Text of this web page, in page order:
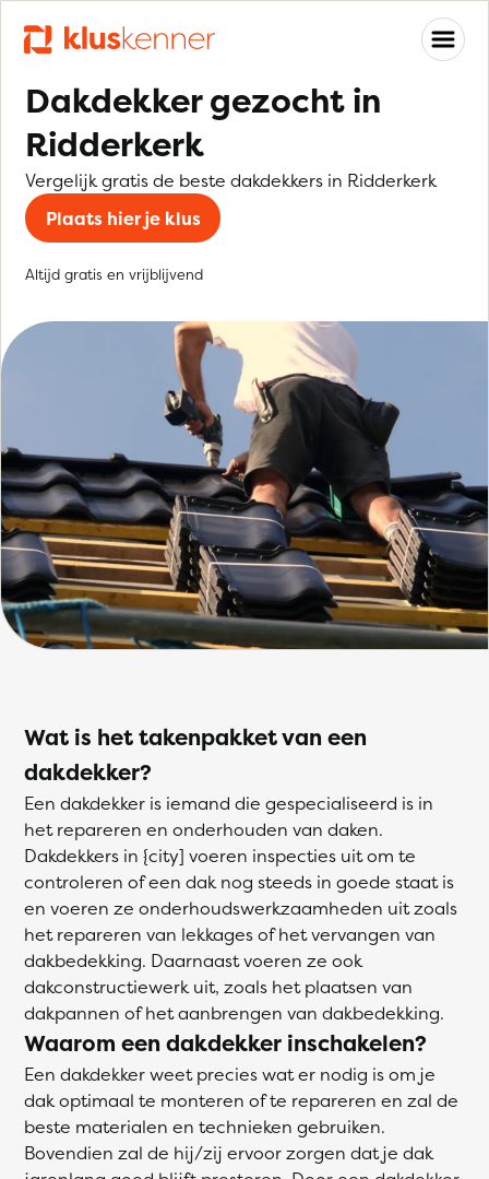
Dakdekker gezocht in
Ridderkerk
Vergelijk gratis de beste dakdekkers in Ridderkerk
Plaats hier je klus
Altijd gratis en vrijblijvend
Wat is het takenpakket van een
dakdekker?
Een dakdekker is iemand die gespecialiseerd is in
het repareren en onderhouden van daken.
Dakdekkers in {city] voeren inspecties uit om te
controleren of een dak nog steeds in goede staat is
en voeren ze onderhoudswerkzaamheden uit zoals
het repareren van lekkages of het vervangen van
dakbedekking. Daarnaast voeren ze ook
dakconstructiewerk uit, zoals het plaatsen van
dakpannen of het aanbrengen van dakbedekking.
Waarom een dakdekker inschakelen?
Een dakdekker weet precies wat er nodig is om je
dak optimaal te monteren of te repareren en zal de
beste materialen en technieken gebruiken.
Bovendien zal de hij/zij ervoor zorgen dat je dak